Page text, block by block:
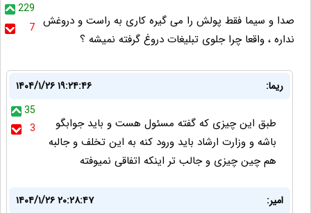
229
7 صدا و سیما فقط پولش را می گیره کاری به راست و دروغش
نداره ، واقعا چرا جلوی تبلیغات دروغ گرفته نمیشه ؟
ریما:
۱۴۰۴/۱/۲۶ ۱۹:۲۴:۴۶
35
3
طبق این چیزی که گفته مسئول هست و باید جوابگو
باشه و وزارت ارشاد باید ورود کنه به این تخلف و جالبه
هم چین چیزی و جالب تر اینکه اتفاقی نمیوفته
امیر:
۱۴۰۴/۱/۲۶ ۲۰:۲۸:۴۷